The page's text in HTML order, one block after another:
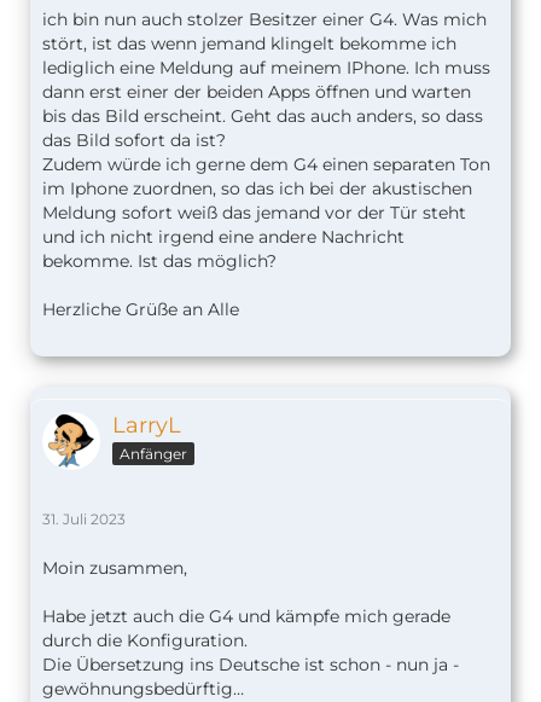
ich bin nun auch stolzer Besitzer einer G4. Was mich
stört, ist das wenn jemand klingelt bekomme ich
lediglich eine Meldung auf meinem IPhone. Ich muss
dann erst einer der beiden Apps öffnen und warten
bis das Bild erscheint. Geht das auch anders, so dass
das Bild sofort da ist?
Zudem würde ich gerne dem G4 einen separaten Ton
im Iphone zuordnen, so das ich bei der akustischen
Meldung sofort weiß das jemand vor der Tür steht
und ich nicht irgend eine andere Nachricht
bekomme. Ist das möglich?
Herzliche Grüße an Alle
LarryL
Anfänger
31. Juli 2023
Moin zusammen,
Habe jetzt auch die G4 und kämpfe mich gerade
durch die Konfiguration.
Die Übersetzung ins Deutsche ist schon - nun ja -
gewöhnungsbedürftig…